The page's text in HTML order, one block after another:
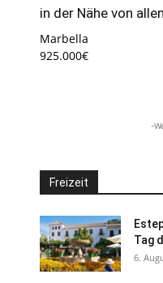
in der Nähe von
Marbella
925.000€
-
Freizeit
Tag
6.